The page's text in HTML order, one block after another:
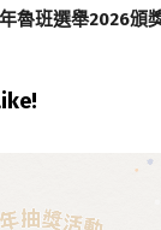
魯班選舉2026頒